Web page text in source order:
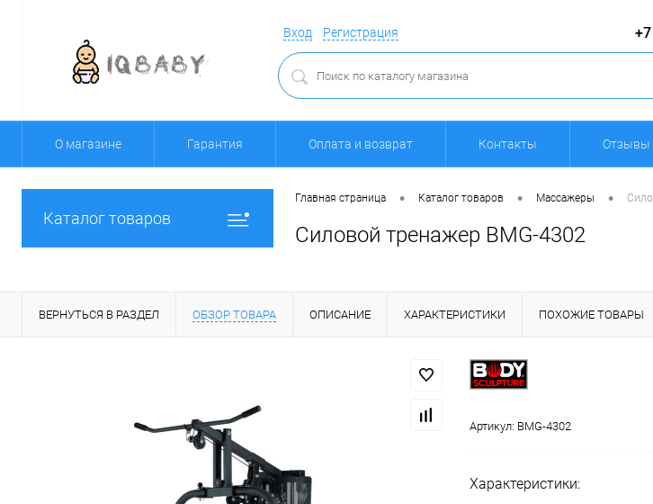
Вход Регистрация
О магазине Гарантия Оплата и возврат Контакты Отзывы
Каталог товаров
Главная страница • Каталог товаров • Массажеры •
Силовой тренажер BMG-4302
ВЕРНУТЬСЯ В РАЗДЕЛ ОБЗОР ТОВАРА ОПИСАНИЕ ХАРАКТЕРИСТИКИ ПОХОЖИЕ ТОВАРЫ
Артикул: BMG-4302
Характеристики: